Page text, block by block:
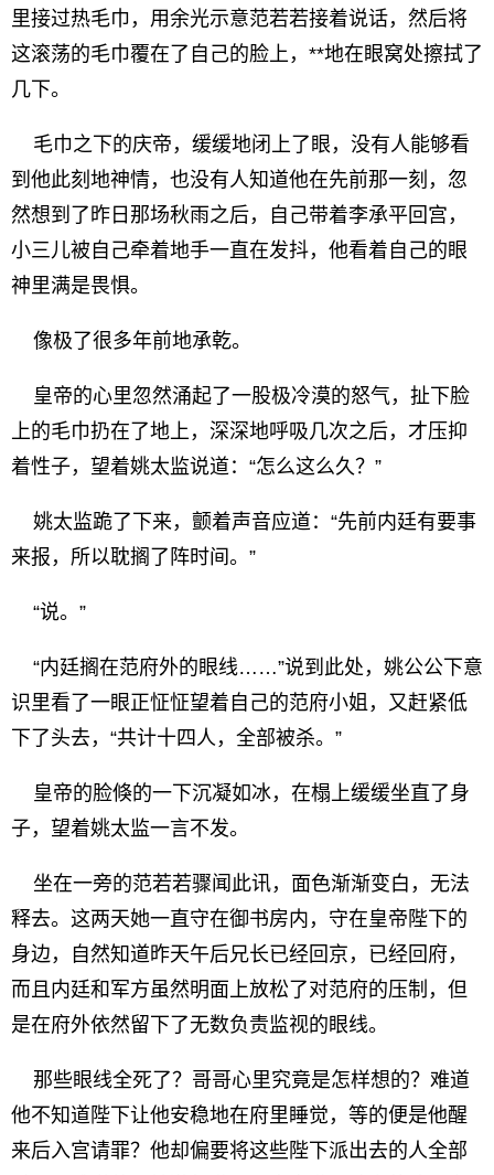
里接过热毛巾，用余光示意范若若接着说话，然后将
这滚荡的毛巾覆在了自己的脸上，**地在眼窝处擦拭了
几下。
毛巾之下的庆帝，缓缓地闭上了眼，没有人能够看
到他此刻地神情，也没有人知道他在先前那一刻，忽
然想到了昨日那场秋雨之后，自己带着李承平回宫，
小三儿被自己牵着地手一直在发抖，他看着自己的眼
神里满是畏惧。
像极了很多年前地承乾。
皇帝的心里忽然涌起了一股极冷漠的怒气，扯下脸
上的毛巾扔在了地上，深深地呼吸几次之后，才压抑
着性子，望着姚太监说道：“怎么这么久？”
姚太监跪了下来，颤着声音应道：“先前内廷有要事
来报，所以耽搁了阵时间。”
“说。”
“内廷搁在范府外的眼线……”说到此处，姚公公下意
识里看了一眼正怔怔望着自己的范府小姐，又赶紧低
下了头去，“共计十四人，全部被杀。”
皇帝的脸倏的一下沉凝如冰，在榻上缓缓坐直了身
子，望着姚太监一言不发。
坐在一旁的范若若骤闻此讯，面色渐渐变白，无法
释去。这两天她一直守在御书房内，守在皇帝陛下的
身边，自然知道昨天午后兄长已经回京，已经回府，
而且内廷和军方虽然明面上放松了对范府的压制，但
是在府外依然留下了无数负责监视的眼线。
那些眼线全死了？哥哥心里究竟是怎样想的？难道
他不知道陛下让他安稳地在府里睡觉，等的便是他醒
来后入宫请罪？他却偏要将这些陛下派出去的人全部